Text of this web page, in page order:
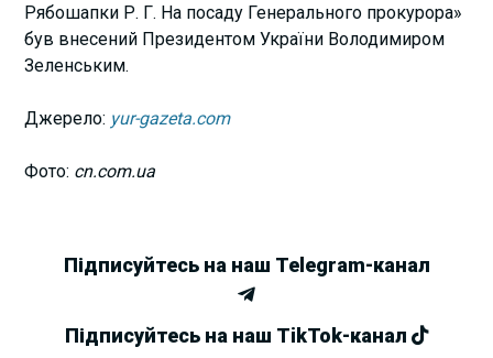
Рябошапки Р. Г. На посаду Генерального прокурора»
був внесений Президентом України Володимиром
Зеленським.
Джерело: yur-gazeta.com
Фото: cn.com.ua
Підписуйтесь на наш Telegram-канал
Підписуйтесь на наш TikTok-канал